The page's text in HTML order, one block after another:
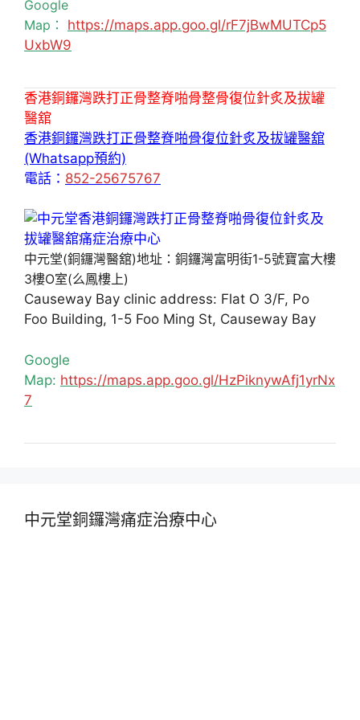
Google
Map： https://maps.app.goo.gl/rF7jBwMUTCp5
UxbW9
香港銅鑼灣跌打正骨整脊啪骨整骨復位針炙及拔罐
醫舘
香港銅鑼灣跌打正骨整脊啪骨復位針炙及拔罐醫舘
(Whatsapp預約)
電話： 852-25675767
中元堂(銅鑼灣醫舘)地址：銅鑼灣富明街1-5號寶富大樓
3樓O室(么鳳樓上)
Causeway Bay clinic address: Flat O 3/F, Po
Foo Building, 1-5 Foo Ming St, Causeway Bay
Google
Map: https://maps.app.goo.gl/HzPiknywAfj1yrNx
7
中元堂銅鑼灣痛症治療中心